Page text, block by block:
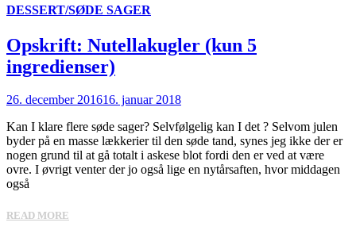
DESSERT/SØDE SAGER
Opskrift: Nutellakugler (kun 5
ingredienser)
26. december 201616. januar 2018
Kan I klare flere søde sager? Selvfølgelig kan I det ? Selvom julen
byder på en masse lækkerier til den søde tand, synes jeg ikke der er
nogen grund til at gå totalt i askese blot fordi den er ved at være
ovre. I øvrigt venter der jo også lige en nytårsaften, hvor middagen
også
READ MORE